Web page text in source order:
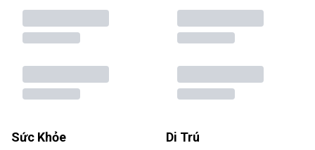
Sức Khỏe Di Trú